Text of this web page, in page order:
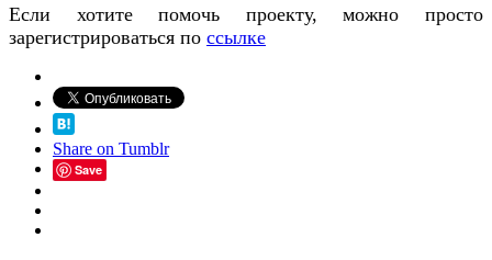
Если хотите помочь проекту, можно просто
зарегистрироваться по ссылке
Share on Tumblr
Save